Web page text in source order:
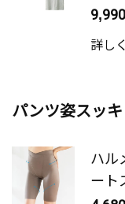
9,990
詳し
パンツ姿スッ
ハル
ート